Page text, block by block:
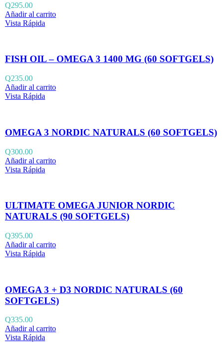
Q295.00
Añadir al carrito
Vista Rápida
FISH OIL – OMEGA 3 1400 MG (60 SOFTGELS)
Q235.00
Añadir al carrito
Vista Rápida
OMEGA 3 NORDIC NATURALS (60 SOFTGELS)
Q300.00
Añadir al carrito
Vista Rápida
ULTIMATE OMEGA JUNIOR NORDIC
NATURALS (90 SOFTGELS)
Q395.00
Añadir al carrito
Vista Rápida
OMEGA 3 + D3 NORDIC NATURALS (60
SOFTGELS)
Q335.00
Añadir al carrito
Vista Rápida